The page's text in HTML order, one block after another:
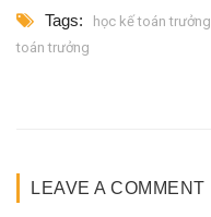
Tags: học kế toán trưởng
toán trưởng
LEAVE A COMMENT